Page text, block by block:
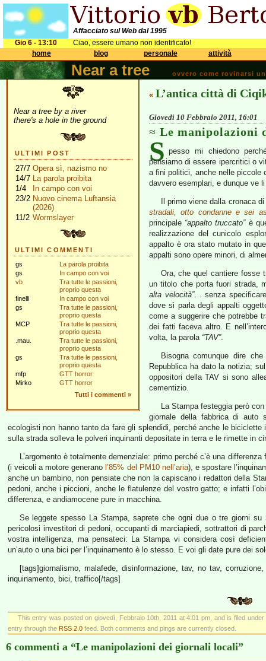
Affacciato sul Web dal 1995
Gio 6 - 13:10
Ciao, essere umano non identificato!
home
blog personale attività
Near a tree ovvero come rovinarsi
Near a tree by a river
there's a hole in the ground
ULTIMI POST
27/7 Opera sì, nazismo no
14/7 La parola proibita
1/4
In campo con voi
23/2 Nuovo cinema Luftansia
(2026)
11/2 Wormslayer
ULTIMI COMMENTI
gs
La parola proibita
gs
In campo con voi
vb
Tra tutte le passioni,
proprio questa
finelli
In campo con voi
gs
Tra tutte le passioni,
proprio questa
MCP
Tra tutte le passioni,
proprio questa
.mau.
Tra tutte le passioni,
proprio questa
gs
Tra tutte le passioni,
proprio questa
mfp
GTT horror
Mirko
GTT horror
Tutti i commenti »
« L’antica città di
Giovedì 10 Febbraio 2011, 16:01
Le manipolazioni
S pesso mi chiedono
pensiamo di essere ipercritici o
a fini politici, anche nelle piccole
davvero esemplari, e dunque ve
Il primo viene dalla cronaca
stradali, otto condanne e sei
principale “appalto truccato”è
realizzazione del cunicolo
appalto è ora stato mutato in
appalti sono opere minori, di
Ora, che quel cantiere fosse
un titolo che porta fuori strada,
alta velocità”… senza
dove si parla degli appalti
come a suggerire che potrebbe
dei fatti faceva altro. E
volta, la parola “TAV”.
Bisogna comunque dire
Repubblica ha dato la notizia;
oppositori della TAV si sono
cementizio.
La Stampa festeggia però
giornale della fabbrica di auto
ecologisti non hanno tanto da fare gli splendidi, perché anche le biciclette
sulla strada solleva le polveri inquinanti depositate in terra e le rimette in
L’argomento è totalmente demenziale: primo perché c’è una
(i veicoli a motore generano l’85% del PM10 nell’aria), e spostare
anche un bambino, non pensiate che non la capiscano i redattori della
pedoni, anche i piccioni, anche le flatulenze del vostro gatto; e infatti
differenza, e andiamocene pure in macchina.
Se leggete spesso La Stampa, saprete che ogni due o tre giorni su
pericolosi investitori di pedoni, occupanti di marciapiedi, sottrattori di
vostra intelligenza, ma pensateci: La Stampa vi considera così
un’auto o una bici per l’inquinamento è lo stesso. E voi gli date pure dei
[tags]giornalismo, malafede, disinformazione, tav, no tav,
inquinamento, bici, traffico[/tags]
This entry was posted on giovedì, Febbraio 10th, 2011 at 4:01 pm, and is filed under
entry through the RSS 2.0 feed. Both comments and pings are currently closed.
6 commenti a “Le manipolazioni dei giornali locali”